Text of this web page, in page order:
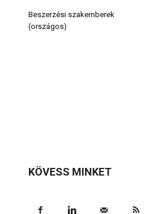
Beszerzési szakemberek
(országos)
KÖVESS MINKET